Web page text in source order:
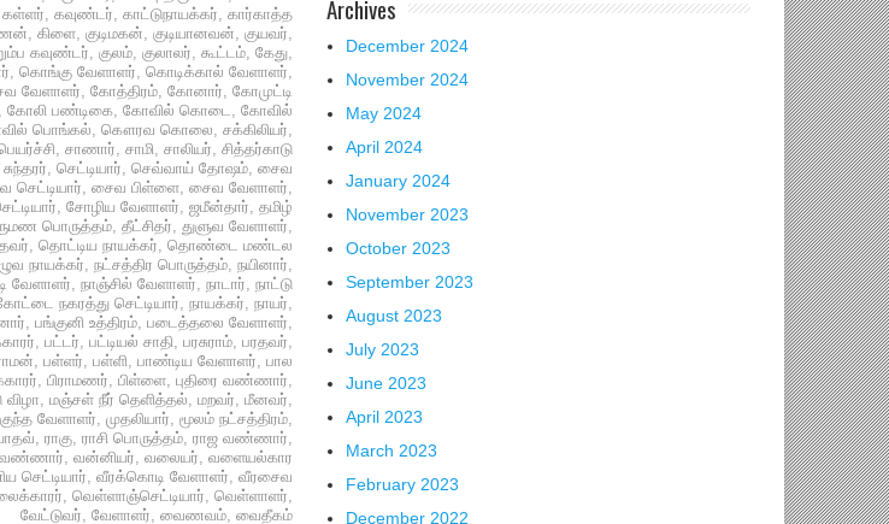
கள்ளர் கவுண்டர் காட்டுநாயக்கர் கார்காத்த
கிளை, குடிமகன் குடியானவன் குயவர்
கவுண்டர் குலம், குலாலர் கூட்டம், கேது,
கொங்கு வேளாளர் கொடிக்கால் வேளாளர்
வேளாளர்
கோத்திரம், கோனார் கோமுட்டி
கோலி பண்டிகை, கோவில் கொடை
கோவில்
பொங்கல் கௌரவ கொலை சக்கிலியர்
சாணார் சாமி சாலியர் சித்தர்காடு
சுந்தரர் செட்டியார் செவ்வாய் தோஷம், சைவ
செட்டியார் சைவ பிள்ளை, சைவ வேளாளர்
சோழிய வேளாளர் ஜமீன்தார் தமிழ்
பொருத்தம், தீட்சிதர் துளுவ வேளாளர்
தொட்டிய நாயக்கர் தொண்டை மண்டல
நாயக்கர் நட்சத்திர பொருத்தம், நயினார்
வேளாளர்
நாஞ்சில் வேளாளர் நாடார் நாட்டு
நகரத்து செட்டியார் நாயக்கர் நாயர்
பங்குனி உத்திரம், படைத்தலை வேளாளர்
பட்டர் பட்டியல் சாதி பரசுராம், பரதவர்
பள்ளர் பள்ளி பாண்டிய வேளாளர் பால
பிராமணர் பிள்ளை, புதிரை வண்ணார்
விழா மஞ்சள் நீர் தெளித்தல் மறவர் மீனவர்
வேளாளர் முதலியார் மூலம் நட்சத்திரம்,
ராகு, ராசி பொருத்தம், ராஜ வண்ணார்
வண்ணார் வன்னியர் வலையர் வளையல்கார
செட்டியார் வீரக்கொடி வேளாளர் வீரசைவ
வெள்ளாஞ்செட்டியார் வெள்ளாளர்
வேட்டுவர் வேளாளர் வைணவம், வைதீகம்
Archives
December 2024
November 2024
May 2024
April 2024
January 2024
November 2023
October 2023
September 2023
August 2023
July 2023
June 2023
April 2023
March 2023
February 2023
December 2022